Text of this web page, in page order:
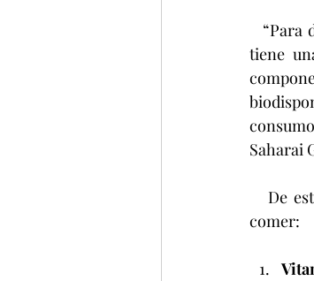
tiene
Saharai
comer: